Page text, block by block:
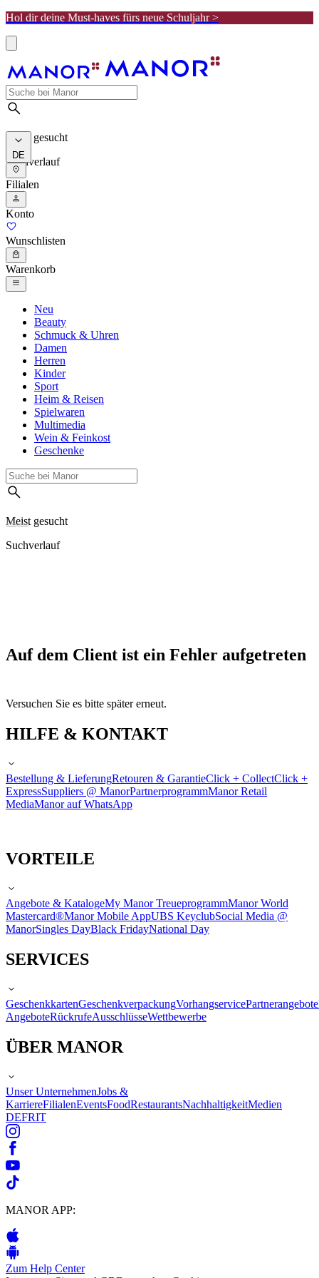
Hol dir deine Must-haves fürs neue Schuljahr >
Meist gesucht
Suchverlauf
DE
Filialen
Konto
Wunschlisten
Warenkorb
Neu
Beauty
Schmuck & Uhren
Damen
Herren
Kinder
Sport
Heim & Reisen
Spielwaren
Multimedia
Wein & Feinkost
Geschenke
Meist gesucht
Suchverlauf
Auf dem Client ist ein Fehler aufgetreten
Versuchen Sie es bitte später erneut.
HILFE & KONTAKT
Bestellung & LieferungRetouren & GarantieClick + CollectClick +
ExpressSuppliers @ ManorPartnerprogrammManor Retail
MediaManor auf WhatsApp
VORTEILE
Angebote & KatalogeMy Manor TreueprogrammManor World
Mastercard®Manor Mobile AppUBS KeyclubSocial Media @
ManorSingles DayBlack FridayNational Day
SERVICES
GeschenkkartenGeschenkverpackungVorhangservicePartnerangebote
AngeboteRückrufeAusschlüsseWettbewerbe
ÜBER MANOR
Unser UnternehmenJobs &
KarriereFilialenEventsFoodRestaurantsNachhaltigkeitMedien
DEFRIT
MANOR APP:
Zum Help Center